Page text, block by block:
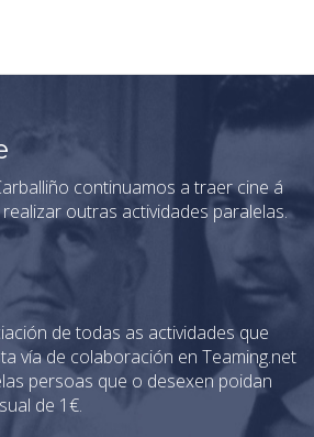
continuamos a traer cine á
outras actividades paralelas.
de todas as actividades que
vía de colaboración en Teaming.net
persoas que o desexen poidan
de 1€.